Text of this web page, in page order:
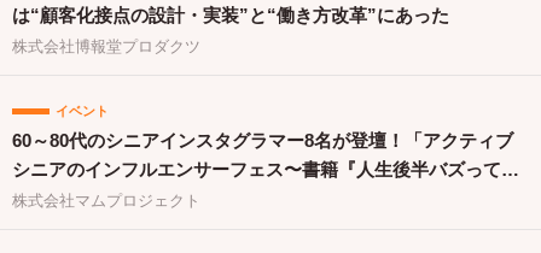
は“顧客化接点の設計・実装”と“働き方改革”にあった
株式会社博報堂プロダクツ
イベント
60～80代のシニアインスタグラマー8名が登壇！「アクティブ
シニアのインフルエンサーフェス〜書籍『人生後半バズってま
す！』出版祝〜」を開催
株式会社マムプロジェクト